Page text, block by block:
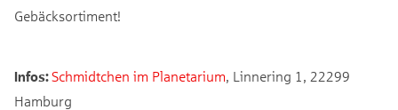
Gebäcksortiment!
Infos:Schmidtchen im Planetarium, Linnering 1, 22299
Hamburg